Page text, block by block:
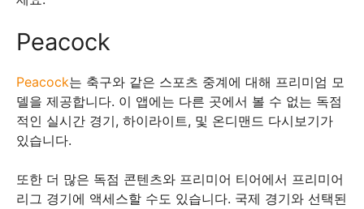
Peacock
Peacock는 축구와 같은 스포츠 중계에 대해 프리미엄 모
델을 제공합니다. 이 앱에는 다른 곳에서 볼 수 없는 독점
적인 실시간 경기, 하이라이트, 및 온디맨드 다시보기가
있습니다.
또한 더 많은 독점 콘텐츠와 프리미어 티어에서 프리미어
리그 경기에 액세스할 수도 있습니다. 국제 경기와 선택된